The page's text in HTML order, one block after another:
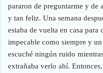
pararon de preguntarme y de
y tan feliz. Una semana
estaba de vuelta en casa
impecable como siempre y
escuché ningún ruido
extrañaba verlo ahí.